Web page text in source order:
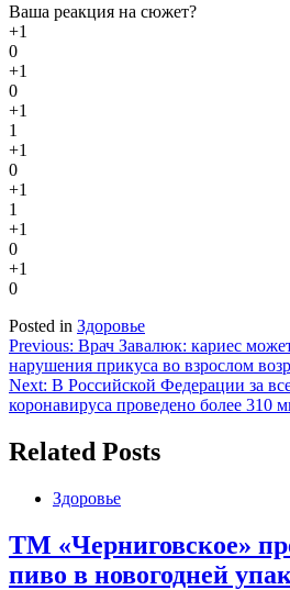
Ваша реакция на сюжет?
+1
0
+1
0
+1
1
+1
0
+1
1
+1
0
+1
0
Posted in Здоровье
Навигация
по
записям
Previous: Врач Завалюк: кариес
нарушения прикуса во взрослом
Next: В Российской Федерации за
коронавируса проведено более 310
Related Posts
Здоровье
ТМ «Черниговское»
пиво в новогодней